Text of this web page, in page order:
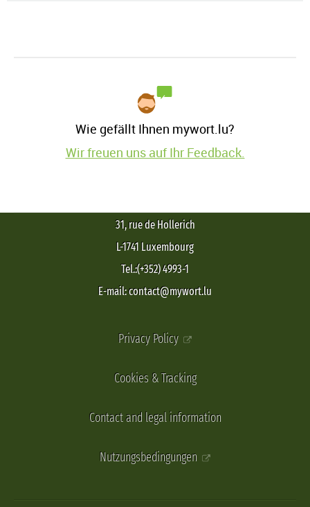
Wie gefällt Ihnen mywort.lu?
Wir freuen uns auf Ihr Feedback.
31, rue de Hollerich
L-1741 Luxembourg
Tel.:(+352) 4993-1
E-mail: contact@mywort.lu
Privacy Policy
Cookies & Tracking
Contact and legal information
Nutzungsbedingungen